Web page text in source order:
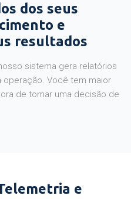
dos seus
e
resultados
sistema gera relatórios
operação. Você tem maior
de tomar uma decisão de
e